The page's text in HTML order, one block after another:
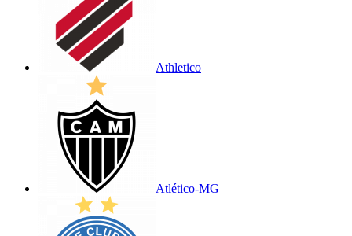
Athletico
Atlético-MG